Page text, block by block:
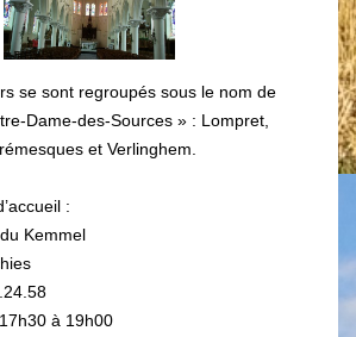
se sont regroupés sous le nom de
Dame-des-Sources » : Lompret,
et Verlinghem.
:
Kemmel
à 19h00